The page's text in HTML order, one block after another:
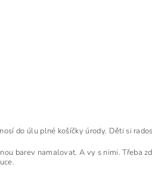
do úlu plné košíčky úrody. Děti si
barev namalovat. A vy s nimi. Třeba